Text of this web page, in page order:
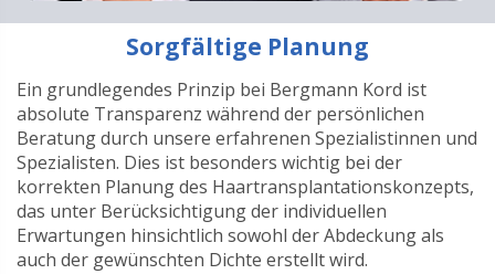
Sorgfältige Planung
Ein grundlegendes Prinzip bei Bergmann Kord ist
absolute Transparenz während der persönlichen
Beratung durch unsere erfahrenen Spezialistinnen und
Spezialisten. Dies ist besonders wichtig bei der
korrekten Planung des Haartransplantationskonzepts,
das unter Berücksichtigung der individuellen
Erwartungen hinsichtlich sowohl der Abdeckung als
auch der gewünschten Dichte erstellt wird.